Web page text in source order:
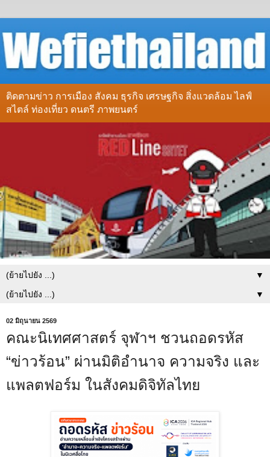
ติดตามข่าว การเมือง สังคม ธุรกิจ เศรษฐกิจ สิ่งแวดล้อม ไลฟ์
สไตล์ ท่องเที่ยว ดนตรี ภาพยนตร์
▼
▼
02 มิถุนายน 2569
คณะนิเทศศาสตร์ จุฬาฯ ชวนถอดรหัส
“ข่าวร้อน” ผ่านมิติอำนาจ ความจริง และ
แพลตฟอร์ม ในสังคมดิจิทัลไทย